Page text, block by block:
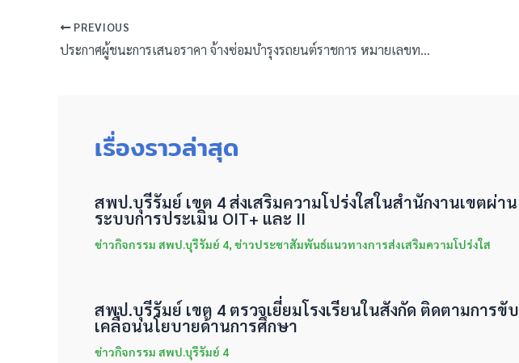
PREVIOUS
ประกาศผู้ชนะการเสนอราคา จ้างซ่อมบำรุงรถยนต์ราชการ หมายเลขทะเบียน นข ๔๙๐๗ บร. โดยวิธีเฉพาะเจาะจง
เรื่องราวล่าสุด
สพป.บุรีรัมย์ เขต 4 ส่งเสริมความโปร่งใสในสำนักงานเขตผ่าน
ระบบการประเมิน OIT+ และ II
ข่าวกิจกรรม สพป.บุรีรัมย์ 4, ข่าวประชาสัมพันธ์แนวทางการส่งเสริมความโปร่งใส
สพป.บุรีรัมย์ เขต 4 ตรวจเยี่ยมโรงเรียนในสังกัด ติดตามการขับ
เคลื่อนนโยบายด้านการศึกษา
ข่าวกิจกรรม สพป.บุรีรัมย์ 4